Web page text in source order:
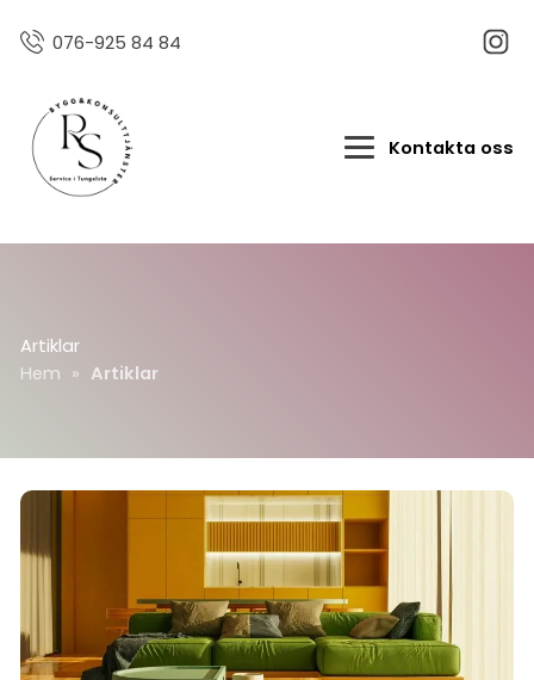
076-925 84 84
Kontakta oss
Artiklar
Hem » Artiklar